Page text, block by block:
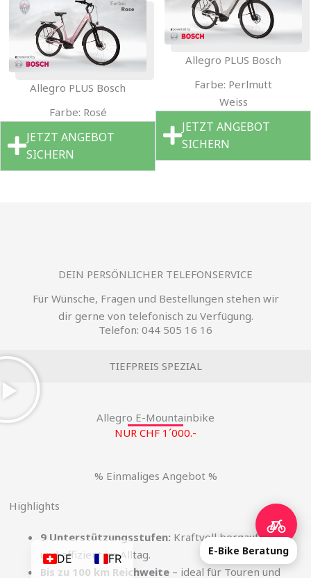
Allegro PLUS Bosch
Farbe: Rosé
JETZT ANGEBOT
SICHERN
Allegro PLUS Bosch
Farbe: Perlmutt
Weiss
JETZT ANGEBOT
SICHERN
DEIN PERSÖNLICHER TELEFONSERVICE
Für Wünsche, Fragen und Bestellungen stehen wir
dir gerne von telefonisch zu Verfügung.
Telefon: 044 505 16 16
TIEFPREIS SPEZIAL
Allegro E-Mountainbike
NUR CHF 1´000.-
% Einmaliges Angebot %
Highlights
9 Unterstützungsstufen: Kraftvoll bergauf, leise
und effizient im Alltag.
Bis zu 100 km Reichweite – ideal für Touren und
E-Bike Beratung
DE FR